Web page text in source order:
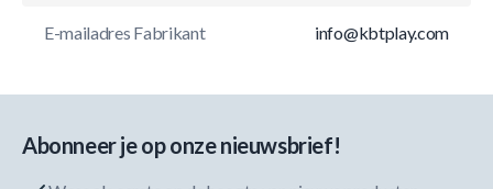
E-mailadres Fabrikant info@kbtplay.com
Abonneer je op onze nieuwsbrief!